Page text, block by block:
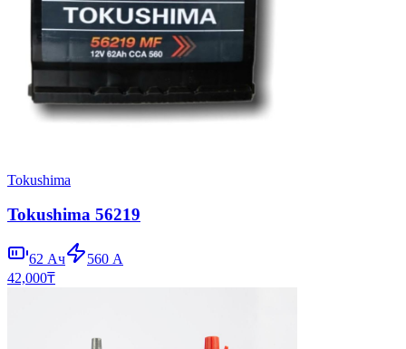
Tokushima
Tokushima 56219
62 Ач 560 А
42,000₸